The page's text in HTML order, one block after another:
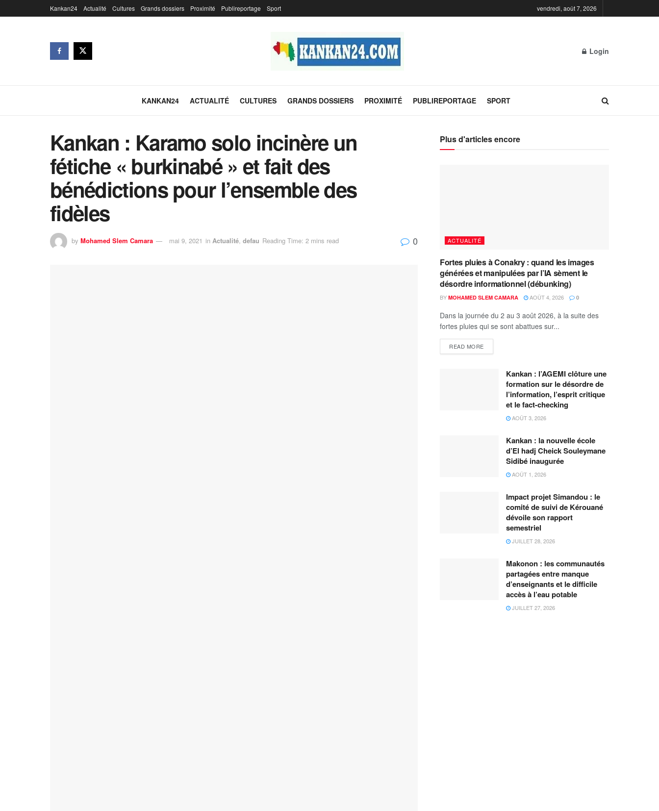
Kankan24 Actualité Cultures Grands dossiers Proximité Publireportage Sport vendredi, août 7, 2026
Login
KANKAN24 ACTUALITÉ CULTURES GRANDS DOSSIERS PROXIMITÉ PUBLIREPORTAGE SPORT
Kankan : Karamo solo incinère un
fétiche « burkinabé » et fait des
bénédictions pour l’ensemble des
fidèles
by Mohamed Slem Camara mai 9, 2021 in Actualité, defau Reading Time: 2 mins read 0
Plus d'articles encore
ACTUALITÉ
Fortes pluies à Conakry : quand les images
générées et manipulées par l’IA sèment le
désordre informationnel (débunking)
BY MOHAMED SLEM CAMARA AOÛT 4, 2026 0
Dans la journée du 2 au 3 août 2026, à la suite des
fortes pluies qui se sont abattues sur...
READ MORE
Kankan : l’AGEMI clôture une
formation sur le désordre de
l’information, l’esprit critique
et le fact-checking
AOÛT 3, 2026
Kankan : la nouvelle école
d’El hadj Cheick Souleymane
Sidibé inaugurée
AOÛT 1, 2026
Impact projet Simandou : le
comité de suivi de Kérouané
dévoile son rapport
semestriel
JUILLET 28, 2026
Makonon : les communautés
partagées entre manque
d’enseignants et le difficile
accès à l’eau potable
JUILLET 27, 2026